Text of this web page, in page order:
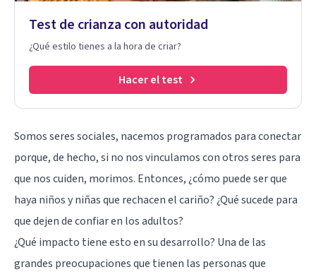
Test de crianza con autoridad
¿Qué estilo tienes a la hora de criar?
Hacer el test
Somos seres sociales, nacemos programados para conectar
porque, de hecho, si no nos vinculamos con otros seres para
que nos cuiden, morimos. Entonces, ¿cómo puede ser que
haya niños y niñas que rechacen el cariño? ¿Qué sucede para
que dejen de confiar en los adultos?
¿Qué impacto tiene esto en su desarrollo? Una de las
grandes preocupaciones que tienen las personas que